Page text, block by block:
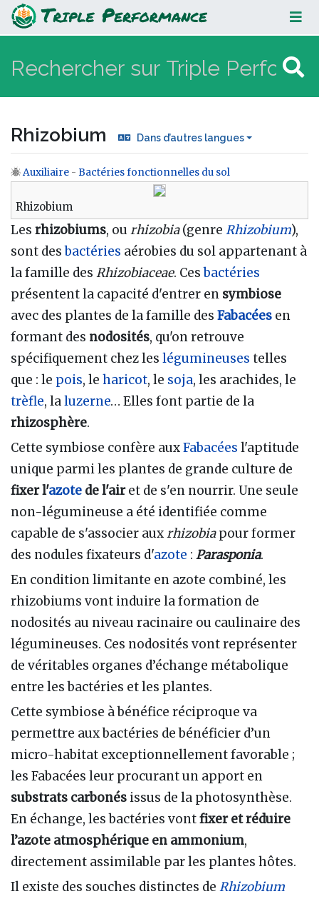
Rhizobium
Rhizobium Dans d’autres langues
Aller à :navigation,rechercher
Auxiliaire - Bactéries fonctionnelles du sol
Rhizobium
Les rhizobiums, ou rhizobia(genre Rhizobium),
sont desbactéries aérobies du sol appartenant à
la famille des Rhizobiaceae. Cesbactéries
présentent la capacité d'entrer en symbiose
avec des plantes de la famille des Fabacées en
formant des nodosités, qu'on retrouve
spécifiquement chez les légumineuses telles
que : le pois, le haricot, le soja, les arachides, le
trèfle, laluzerne… Elles font partie de la
rhizosphère.
Cette symbiose confère auxFabacées l'aptitude
unique parmi les plantes de grande culture de
fixer l'azote de l'airet de s'en nourrir. Une seule
non-légumineuse a été identifiée comme
capable de s'associer auxrhizobiapour former
des nodules fixateurs d'azote : Parasponia.
En condition limitante en azote combiné, les
rhizobiums vont induire la formation de
nodosités au niveau racinaire ou caulinaire des
légumineuses. Ces nodosités vont représenter
de véritables organes d’échange métabolique
entre les bactéries et les plantes.
Cette symbiose à bénéfice réciproque va
permettre aux bactéries de bénéficier d’un
micro-habitat exceptionnellement favorable ;
les Fabacées leur procurant un apport en
substrats carbonés issus de la photosynthèse.
En échange, les bactéries vontfixer et réduire
l’azote atmosphérique en ammonium,
directement assimilable par les plantes hôtes.
Il existe des souches distinctes de Rhizobium